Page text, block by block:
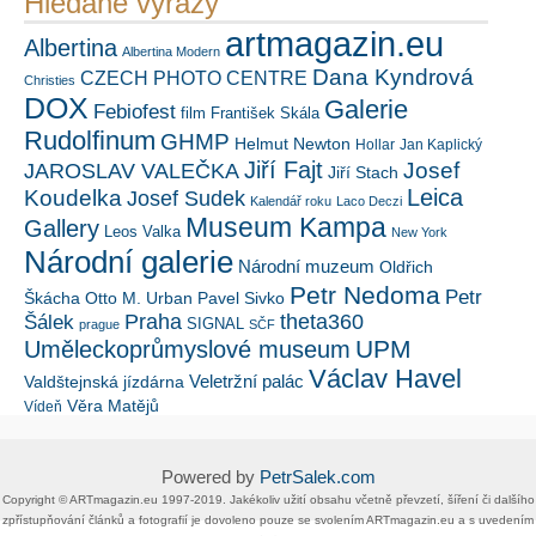
Albertina Albertina Modern artmagazin.eu
Christies CZECH PHOTO CENTRE Dana Kyndrová
DOX Febiofest film František Skála Galerie
Rudolfinum GHMP Helmut Newton Hollar Jan Kaplický
JAROSLAV VALEČKA Jiří Fajt Jiří Stach Josef
Koudelka Josef Sudek Kalendář roku Laco Deczi Leica
Gallery Leos Valka Museum Kampa New York
Národní galerie Národní muzeum Oldřich
Škácha Otto M. Urban Pavel Sivko Petr Nedoma Petr
Šálek prague Praha SIGNAL SČF theta360
Uměleckoprůmyslové museum UPM
Valdštejnská jízdárna Veletržní palác Václav Havel
Vídeň Věra Matějů
Powered by PetrSalek.com
Copyright ©​ ​​ARTmagazin.eu ​1997-2019​.​ Jakékoliv užití obsahu včetně převzetí, šíření či dalšího
zpřístupňování článků a fotografií je dovoleno pouze se svolením ​ARTmagazin.eu​ ​a s uvedením